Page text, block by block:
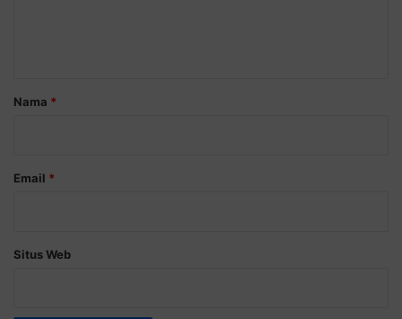
rNama *
Email *
Situs Web